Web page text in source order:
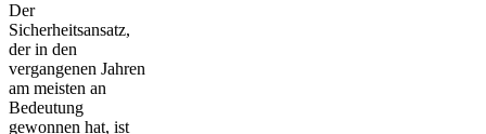
Der
Sicherheitsansatz,
der in den
vergangenen Jahren
am meisten an
Bedeutung
gewonnen hat, ist